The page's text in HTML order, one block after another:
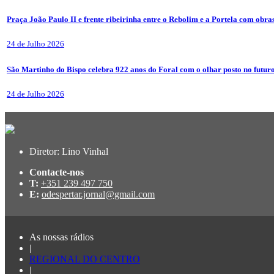
Praça João Paulo II e frente ribeirinha entre o Rebolim e a Portela com
24 de Julho 2026
São Martinho do Bispo celebra 922 anos do Foral com o olhar posto no
24 de Julho 2026
Diretor: Lino Vinhal
Contacte-nos
T: +351 239 497 750
E: odespertar.jornal@gmail.com
As nossas rádios
|
REGIONAL DO CENTRO
|